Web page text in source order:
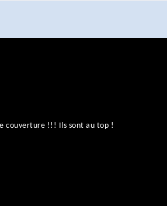
couverture !!! Ils sont au top !